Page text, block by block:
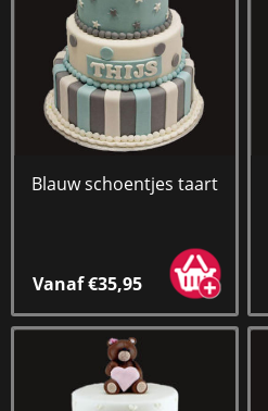
Blauw schoentjes taart
Vanaf €35,95